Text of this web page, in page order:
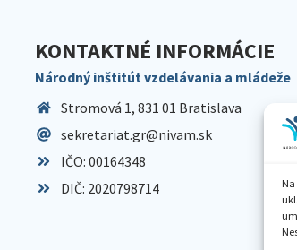
KONTAKTNÉ INFORMÁCIE
Národný inštitút vzdelávania a mládeže
Stromová 1, 831 01 Bratislava
sekretariat.gr@nivam.sk
IČO: 00164348
DIČ: 2020798714